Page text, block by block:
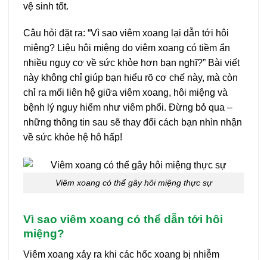
vệ sinh tốt.
Câu hỏi đặt ra: “Vì sao viêm xoang lại dẫn tới hôi
miệng? Liệu hôi miệng do viêm xoang có tiềm ẩn
nhiều nguy cơ về sức khỏe hơn bạn nghĩ?” Bài viết
này không chỉ giúp bạn hiểu rõ cơ chế này, mà còn
chỉ ra mối liên hệ giữa viêm xoang, hôi miệng và
bệnh lý nguy hiểm như viêm phổi. Đừng bỏ qua –
những thông tin sau sẽ thay đổi cách bạn nhìn nhận
về sức khỏe hệ hô hấp!
Viêm xoang có thể gây hôi miệng thực sự
Vì sao viêm xoang có thể dẫn tới hôi
miệng?
Viêm xoang xảy ra khi các hốc xoang bị nhiễm